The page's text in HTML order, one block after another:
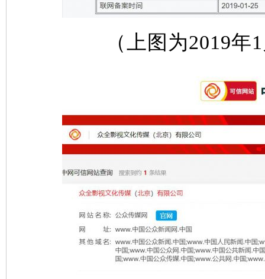
（上图为2019